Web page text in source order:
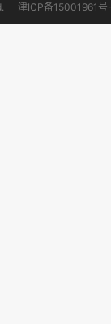
津ICP备15001961号